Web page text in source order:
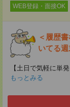
WEB登録・面接OK
＜履歴
いてる週
【土日で気軽に単
もっとみる